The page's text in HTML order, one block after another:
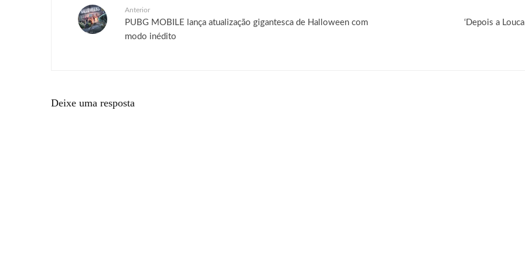
Anterior
PUBG MOBILE lança atualização gigantesca de Halloween com
modo inédito
‘Depois a
Deixe uma resposta